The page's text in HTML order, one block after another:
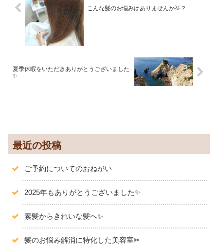
こんな髪のお悩みはありませんか💡？
夏季休暇をいただきありがとうございました
✨
最近の投稿
ご予約についてのおねがい
2025年もありがとうございました✨️
素髪からきれいな髪へ✨
髪のお悩み解消に特化した美容室✂